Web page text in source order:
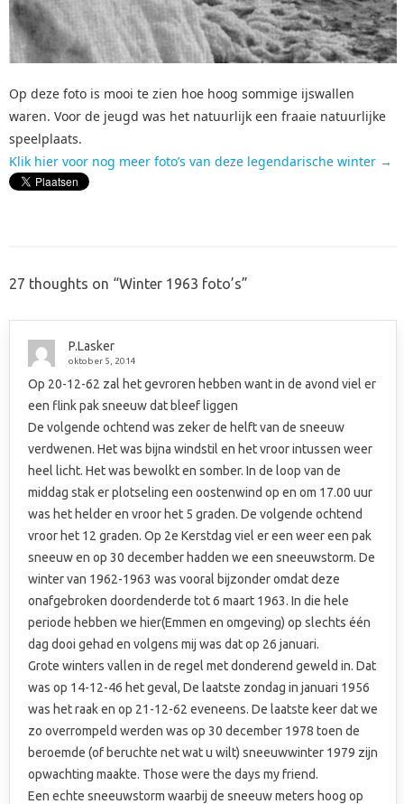
Op deze foto is mooi te zien hoe hoog sommige ijswallen
waren. Voor de jeugd was het natuurlijk een fraaie natuurlijke
speelplaats.
Klik hier voor nog meer foto’s van deze legendarische winter →
27 thoughts on “Winter 1963 foto’s”
P.Lasker
oktober 5, 2014
Op 20-12-62 zal het gevroren hebben want in de avond viel er
een flink pak sneeuw dat bleef liggen
De volgende ochtend was zeker de helft van de sneeuw
verdwenen. Het was bijna windstil en het vroor intussen weer
heel licht. Het was bewolkt en somber. In de loop van de
middag stak er plotseling een oostenwind op en om 17.00 uur
was het helder en vroor het 5 graden. De volgende ochtend
vroor het 12 graden. Op 2e Kerstdag viel er een weer een pak
sneeuw en op 30 december hadden we een sneeuwstorm. De
winter van 1962-1963 was vooral bijzonder omdat deze
onafgebroken doordenderde tot 6 maart 1963. In die hele
periode hebben we hier(Emmen en omgeving) op slechts één
dag dooi gehad en volgens mij was dat op 26 januari.
Grote winters vallen in de regel met donderend geweld in. Dat
was op 14-12-46 het geval, De laatste zondag in januari 1956
was het raak en op 21-12-62 eveneens. De laatste keer dat we
zo overrompeld werden was op 30 december 1978 toen de
beroemde (of beruchte net wat u wilt) sneeuwwinter 1979 zijn
opwachting maakte. Those were the days my friend.
Een echte sneeuwstorm waarbij de sneeuw meters hoog op